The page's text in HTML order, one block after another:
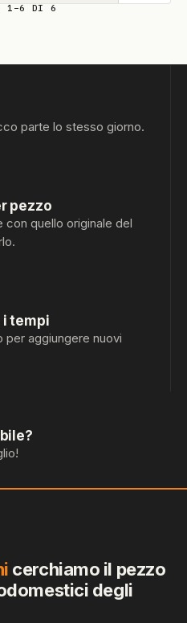
1–6 DI 6
parte lo stesso giorno.
pezzo
quello originale del
i tempi
per aggiungere nuovi
cerchiamo il pezzo
degli